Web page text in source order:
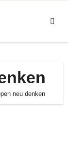
neu denken